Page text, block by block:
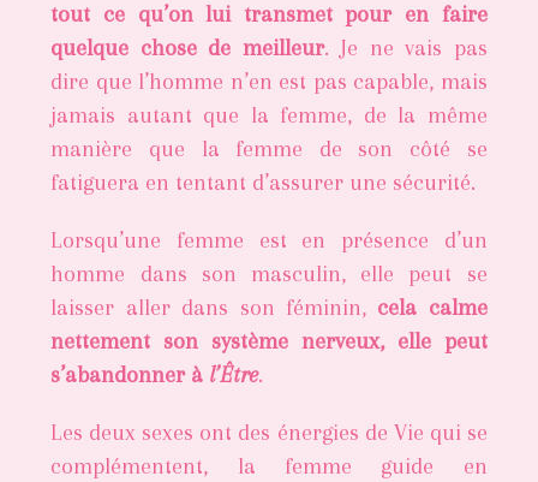
tout ce qu’on lui transmet pour en faire
quelque chose de meilleur. Je ne vais pas
dire que l’homme n’en est pas capable, mais
jamais autant que la femme, de la même
manière que la femme de son côté se
fatiguera en tentant d’assurer une sécurité.
Lorsqu’une femme est en présence d’un
homme dans son masculin, elle peut se
laisser aller dans son féminin, cela calme
nettement son système nerveux, elle peut
s’abandonner à l’Être.
Les deux sexes ont des énergies de Vie qui se
complémentent, la femme guide en